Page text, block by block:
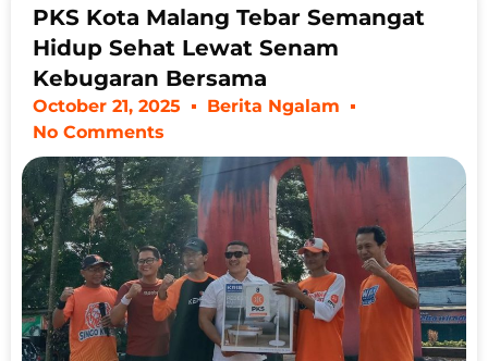
PKS Kota Malang Tebar Semangat
Hidup Sehat Lewat Senam
Kebugaran Bersama
October 21, 2025
Berita Ngalam
No Comments